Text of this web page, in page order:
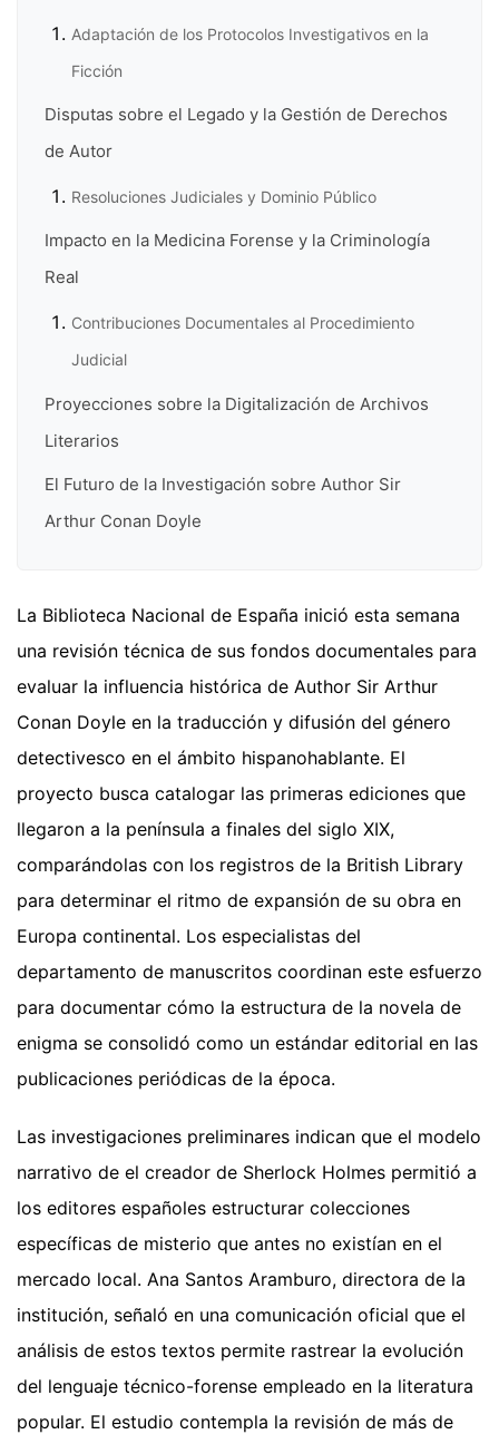
Adaptación de los Protocolos Investigativos en la
Ficción
Disputas sobre el Legado y la Gestión de Derechos
de Autor
Resoluciones Judiciales y Dominio Público
Impacto en la Medicina Forense y la Criminología
Real
Contribuciones Documentales al Procedimiento
Judicial
Proyecciones sobre la Digitalización de Archivos
Literarios
El Futuro de la Investigación sobre Author Sir
Arthur Conan Doyle
La Biblioteca Nacional de España inició esta semana
una revisión técnica de sus fondos documentales para
evaluar la influencia histórica de Author Sir Arthur
Conan Doyle en la traducción y difusión del género
detectivesco en el ámbito hispanohablante. El
proyecto busca catalogar las primeras ediciones que
llegaron a la península a finales del siglo XIX,
comparándolas con los registros de la British Library
para determinar el ritmo de expansión de su obra en
Europa continental. Los especialistas del
departamento de manuscritos coordinan este esfuerzo
para documentar cómo la estructura de la novela de
enigma se consolidó como un estándar editorial en las
publicaciones periódicas de la época.
Las investigaciones preliminares indican que el modelo
narrativo de el creador de Sherlock Holmes permitió a
los editores españoles estructurar colecciones
específicas de misterio que antes no existían en el
mercado local. Ana Santos Aramburo, directora de la
institución, señaló en una comunicación oficial que el
análisis de estos textos permite rastrear la evolución
del lenguaje técnico-forense empleado en la literatura
popular. El estudio contempla la revisión de más de